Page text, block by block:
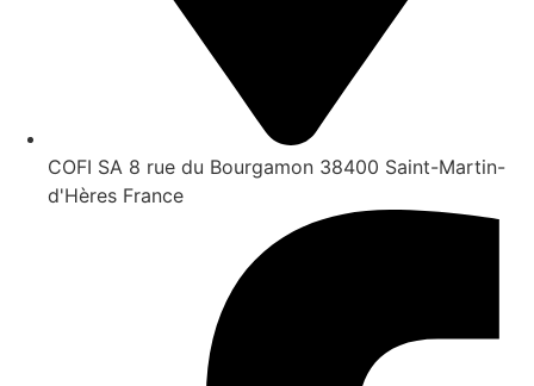
COFI SA 8 rue du Bourgamon 38400 Saint-Martin-
d'Hères France